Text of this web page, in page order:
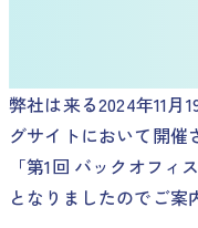
弊社は来る2024年11月
グサイトにおいて開催
「第1回 バックオフィ
となりましたのでご案